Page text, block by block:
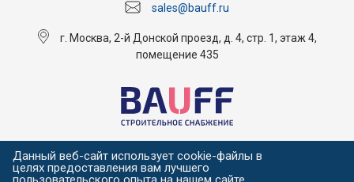
sales@bauff.ru
г. Москва, 2-й Донской проезд, д. 4, стр. 1, этаж 4,
помещение 435
Данный веб-сайт использует cookie-файлы в
целях предоставления вам лучшего